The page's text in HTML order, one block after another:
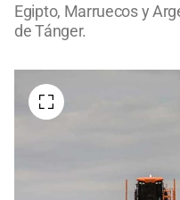
Egipto, Marruecos y
de Tánger.